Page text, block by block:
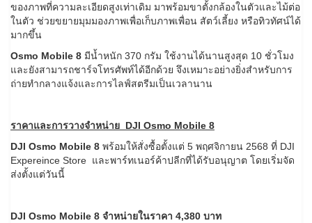
ของภาพที่ความละเอียดสูงเท่าเดิม มาพร้อมขาตั้งกล้องในตัวและไม้ต่อ
ในตัว ช่วยขยายมุมมองภาพเพื่อเก็บภาพเพื่อน สัตว์เลี้ยง หรือทิวทัศน์ได้
มากขึ้น
Osmo Mobile 8 มีน้ำหนัก 370 กรัม ใช้งานได้นานสูงสุด 10 ชั่วโมง
และยังสามารถชาร์จโทรศัพท์ได้อีกด้วย จึงเหมาะอย่างยิ่งสำหรับการ
ถ่ายทำกลางแจ้งและการไลฟ์สตรีมเป็นเวลานาน
ราคาและการวางจำหน่าย DJI Osmo Mobile 8
DJI Osmo Mobile 8 พร้อมให้สั่งซื้อตั้งแต่ 5 พฤศจิกายน 2568 ที่ DJI
Expereince Store และพาร์ทเนอร์ค้าปลีกที่ได้รับอนุญาต โดยเริ่มจัด
ส่งตั้งแต่วันนี้
DJI Osmo Mobile 8 จำหน่ายในราคา 4,380 บาท